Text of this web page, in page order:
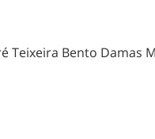
Damas Mora,